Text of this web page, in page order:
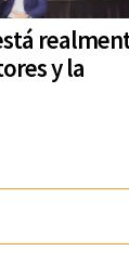
y la